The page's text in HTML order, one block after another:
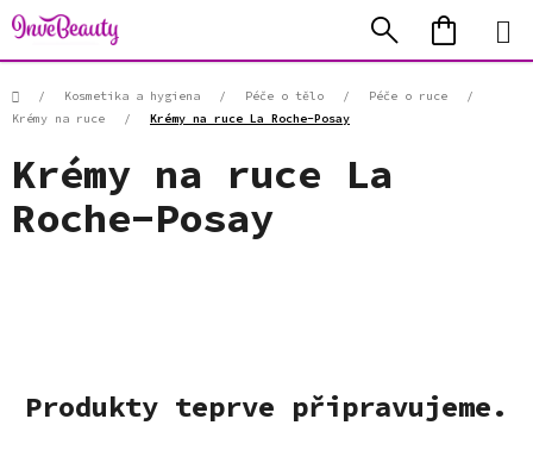
Přejít
na
obsah
Hledat
KOŠÍK
Domů/ Kosmetika a hygiena / Péče o tělo / Péče o ruce
/
Krémy na ruce
/ Krémy na ruce La Roche-Posay
Krémy na ruce La
Roche-Posay
Produkty teprve připravujeme.